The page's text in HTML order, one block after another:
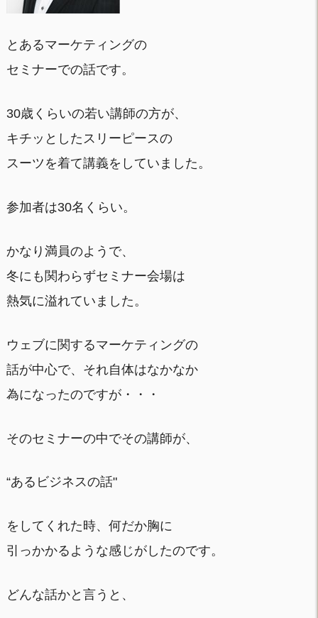
とあるマーケティングの
セミナーでの話です。
30歳くらいの若い講師の方が、
キチッとしたスリーピースの
スーツを着て講義をしていました。
参加者は30名くらい。
かなり満員のようで、
冬にも関わらずセミナー会場は
熱気に溢れていました。
ウェブに関するマーケティングの
話が中心で、それ自体はなかなか
為になったのですが・・・
そのセミナーの中でその講師が、
“あるビジネスの話"
をしてくれた時、何だか胸に
引っかかるような感じがしたのです。
どんな話かと言うと、